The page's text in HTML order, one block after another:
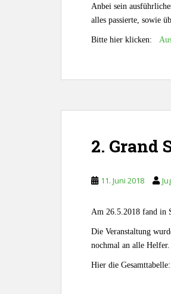
Anbei sein
alles passierte, sowie
Bitte hier klicken:
2. Grand
11. Juni 2018
Am 26.5.2018 fand in
Die Veranstaltung
nochmal an alle Helfer.
Hier die Gesamttabelle: